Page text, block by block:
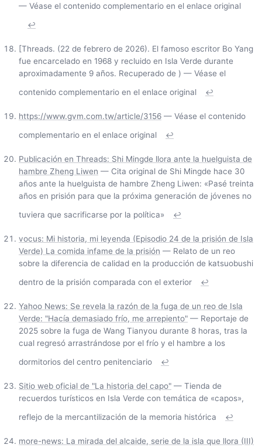
— Véase el contenido complementario en el enlace original
↩
[Threads. (22 de febrero de 2026). El famoso escritor Bo Yang
fue encarcelado en 1968 y recluido en Isla Verde durante
aproximadamente 9 años. Recuperado de ) — Véase el
contenido complementario en el enlace original
↩
https://www.gvm.com.tw/article/3156 — Véase el contenido
complementario en el enlace original
↩
Publicación en Threads: Shi Mingde llora ante la huelguista de
hambre Zheng Liwen — Cita original de Shi Mingde hace 30
años ante la huelguista de hambre Zheng Liwen: «Pasé treinta
años en prisión para que la próxima generación de jóvenes no
tuviera que sacrificarse por la política»
↩
vocus: Mi historia, mi leyenda (Episodio 24 de la prisión de Isla
Verde) La comida infame de la prisión — Relato de un reo
sobre la diferencia de calidad en la producción de katsuobushi
dentro de la prisión comparada con el exterior
↩
Yahoo News: Se revela la razón de la fuga de un reo de Isla
Verde: "Hacía demasiado frío, me arrepiento" — Reportaje de
2025 sobre la fuga de Wang Tianyou durante 8 horas, tras la
cual regresó arrastrándose por el frío y el hambre a los
dormitorios del centro penitenciario
↩
Sitio web oficial de "La historia del capo" — Tienda de
recuerdos turísticos en Isla Verde con temática de «capos»,
reflejo de la mercantilización de la memoria histórica
↩
more-news: La mirada del alcaide, serie de la isla que llora (III)